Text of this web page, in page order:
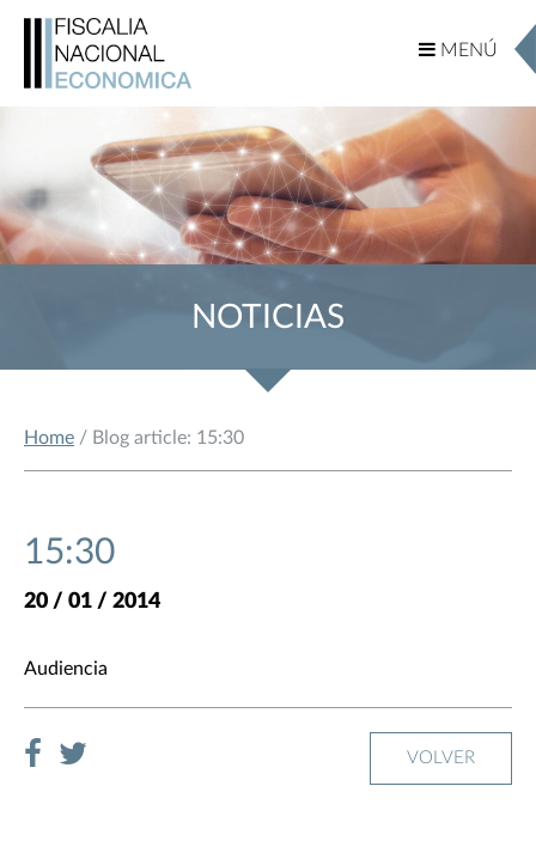
MENÚ
MENÚ
NOTICIAS
Home / Blog article: 15:30
15:30
20 / 01 / 2014
Audiencia
VOLVER